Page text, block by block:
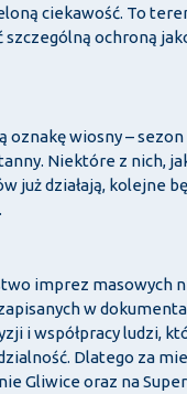
ciekawość. To
szczególną ochroną
oznakę wiosny – sezon
Niektóre z nich,
już działają, kolejne
imprez masowych
w
i współpracy ludzi,
Dlatego za
Gliwice oraz na